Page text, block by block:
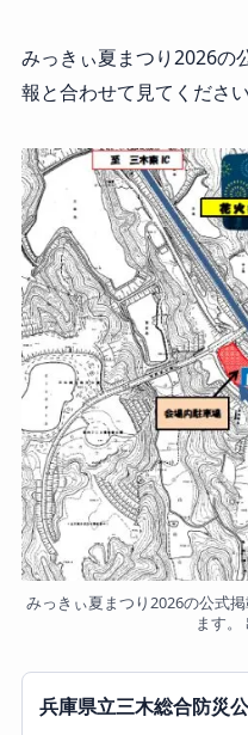
みっきぃ夏まつり2026の
報と合わせて見てください
みっきぃ夏まつり2026の公式
ます。
兵庫県立三木総合防災